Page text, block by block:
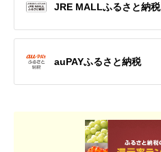
JRE MALLふるさと納税
auPAYふるさと納税